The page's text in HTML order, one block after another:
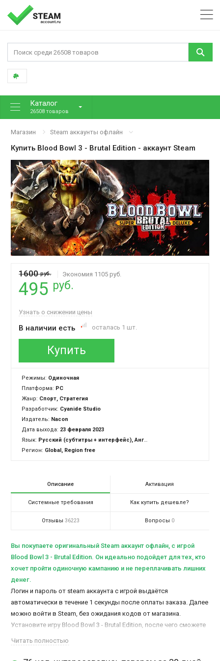
Каталог
26508 товаров
Магазин Steam аккаунты офлайн
Купить Blood Bowl 3 - Brutal Edition - аккаунт Steam
1600руб. Экономия 1105 руб.
495 руб.
Узнать о снижении цены
В наличии есть осталась 1 шт.
Купить
Режимы: Одиночная
Платформа: PC
Жанр: Спорт, Стратегия
Разработчик: Cyanide Studio
Издатель: Nacon
Дата выхода: 23 февраля 2023
Язык: Русский (субтитры + интерфейс), Английский (озвучка + субтитры + интерфейс)
Регион: Global, Region free
Описание Активация
Системные требования Как купить дешевле?
Отзывы 36223 Вопросы 0
Вы покупаете оригинальный Steam аккаунт офлайн, c игрой
Blood Bowl 3 - Brutal Edition. Он идеально подойдет для тех, кто
хочет пройти одиночную кампанию и не переплачивать лишних
денег.
Логин и пароль от steam аккаунта с игрой выдаётся
автоматически в течение 1 секунды после оплаты заказа. Далее
можно войти в Steam, без ожидания кодов от магазина.
Установите игру Blood Bowl 3 - Brutal Edition, после чего сможете
Доступ к аккаунту остается у Вас навсегда. Время игры не
ограничено.
Читать полностью